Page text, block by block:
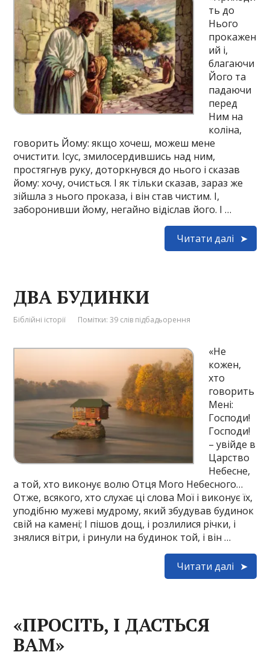
ть до
Нього
прокажен
ий і,
благаючи
Його та
падаючи
перед
Ним на
коліна,
говорить Йому: якщо хочеш, можеш мене
очистити. Ісус, змилосердившись над ним,
простягнув руку, доторкнувся до нього і сказав
йому: хочу, очисться. І як тільки сказав, зараз же
зійшла з нього проказа, і він став чистим. І,
заборонивши йому, негайно відіслав його. І …
Читати далі
ДВА БУДИНКИ
Біблійні історії Помітки:39 слів підбадьорення
«Не
кожен,
хто
говорить
Мені:
Господи!
Господи!
– увійде в
Царство
Небесне,
а той, хто виконує волю Отця Мого Небесного…
Отже, всякого, хто слухає ці слова Мої і виконує їх,
уподібню мужеві мудрому, який збудував будинок
свій на камені; І пішов дощ, і розлилися річки, і
знялися вітри, і ринули на будинок той, і він …
Читати далі
«ПРОСІТЬ, І ДАСТЬСЯ
ВАМ»